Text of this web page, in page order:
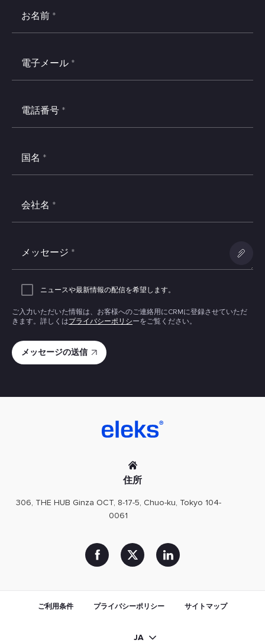
お名前 *
電子メール *
電話番号 *
国名 *
会社名 *
メッセージ *
添付フ
ニュースや最新情報の配信を希望します。
ご入力いただいた情報は、お客様へのご連絡用にCRMに登録させていただ
きます。詳しくはプライバシーポリシーをご覧ください。
住所
306, THE HUB Ginza OCT, 8-17-5, Chuo-ku, Tokyo 104-
0061
ご利用条件 プライバシーポリシー サイトマップ
JA